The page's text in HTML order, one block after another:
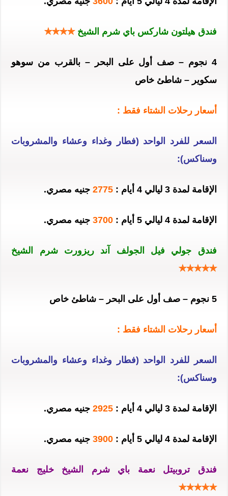
فندق هيلتون شاركس باي شرم الشيخ ✯✯✯✯
4 نجوم – صف أول على البحر – بالقرب من سوهو
سكوير – شاطئ خاص
أسعار رحلات الشتاء فقط :
السعر للفرد الواحد (فطار وغداء وعشاء والمشروبات
وسناكس):
الإقامة لمدة 3 ليالي 4 أيام : 2775 جنيه مصري.
الإقامة لمدة 4 ليالي 5 أيام : 3700 جنيه مصري.
فندق جولي فيل الجولف آند ريزورت شرم الشيخ
✯✯✯✯✯
5 نجوم – صف أول على البحر – شاطئ خاص
أسعار رحلات الشتاء فقط :
السعر للفرد الواحد (فطار وغداء وعشاء والمشروبات
وسناكس):
الإقامة لمدة 3 ليالي 4 أيام : 2925 جنيه مصري.
الإقامة لمدة 4 ليالي 5 أيام : 3900 جنيه مصري.
فندق تروبيتل نعمة باي شرم الشيخ خليج نعمة
✯✯✯✯✯